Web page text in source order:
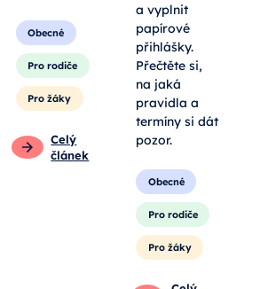
Obecné
Pro rodiče
Pro žáky
Celý
článek
a vyplnit
papírové
přihlášky.
Přečtěte si,
na jaká
pravidla a
termíny si dát
pozor.
Obecné
Pro rodiče
Pro žáky